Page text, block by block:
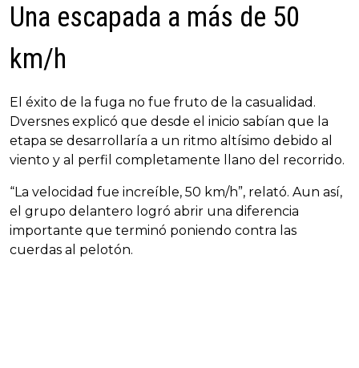
Una escapada a más de 50
km/h
El éxito de la fuga no fue fruto de la casualidad.
Dversnes explicó que desde el inicio sabían que la
etapa se desarrollaría a un ritmo altísimo debido al
viento y al perfil completamente llano del recorrido.
“La velocidad fue increíble, 50 km/h”, relató. Aun así,
el grupo delantero logró abrir una diferencia
importante que terminó poniendo contra las
cuerdas al pelotón.